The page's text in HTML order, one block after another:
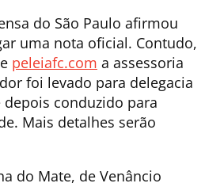
do São Paulo afirmou
uma nota oficial. Contudo,
peleiafc.com a assessoria
foi levado para delegacia
conduzido para
Mais detalhes serão
do Mate, de Venâncio